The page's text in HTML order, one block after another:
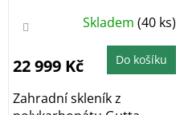
Průměrné
hodnocení
4,4
z
hvězdiček.
Skladem(40 ks)
22 999 Kč Do košíku
Zahradní skleník z